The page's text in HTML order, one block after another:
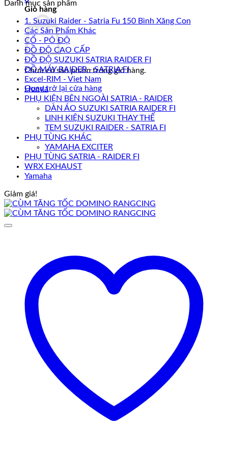
Giỏ hàng
Chưa có sản phẩm trong giỏ hàng.
Quay trở lại cửa hàng
Danh mục sản phẩm
1. Suzuki Raider - Satria Fu 150 Bình Xăng Con
Các Sản Phẩm Khác
CỔ - PÔ ĐỘ
ĐỒ ĐỘ CAO CẤP
ĐỒ ĐỘ SUZUKI SATRIA RAIDER FI
ĐỒ MÁY RAIDER - SATRIA FI
Excel-RIM - Viet Nam
Honda
PHỤ KIỆN BÊN NGOÀI SATRIA - RAIDER
DÀN ÁO SUZUKI SATRIA RAIDER FI
LINH KIỆN SUZUKI THAY THẾ
TEM SUZUKI RAIDER - SATRIA FI
PHỤ TÙNG KHÁC
YAMAHA EXCITER
PHỤ TÙNG SATRIA - RAIDER FI
WRX EXHAUST
Yamaha
Giảm giá!